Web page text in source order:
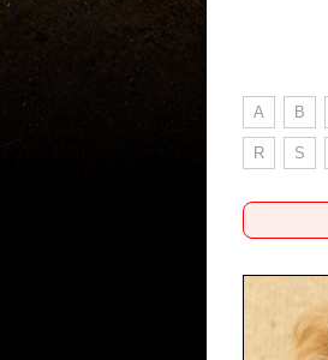
A B
R S